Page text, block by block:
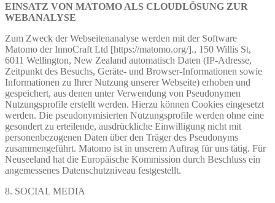
EINSATZ VON MATOMO ALS CLOUDLÖSUNG ZUR
WEBANALYSE
Zum Zweck der Webseitenanalyse werden mit der Software
Matomo der InnoCraft Ltd [https://matomo.org/]., 150 Willis St,
6011 Wellington, New Zealand automatisch Daten (IP-Adresse,
Zeitpunkt des Besuchs, Geräte- und Browser-Informationen sowie
Informationen zu Ihrer Nutzung unserer Webseite) erhoben und
gespeichert, aus denen unter Verwendung von Pseudonymen
Nutzungsprofile erstellt werden. Hierzu können Cookies eingesetzt
werden. Die pseudonymisierten Nutzungsprofile werden ohne eine
gesondert zu erteilende, ausdrückliche Einwilligung nicht mit
personenbezogenen Daten über den Träger des Pseudonyms
zusammengeführt. Matomo ist in unserem Auftrag für uns tätig. Für
Neuseeland hat die Europäische Kommission durch Beschluss ein
angemessenes Datenschutzniveau festgestellt.
8. SOCIAL MEDIA